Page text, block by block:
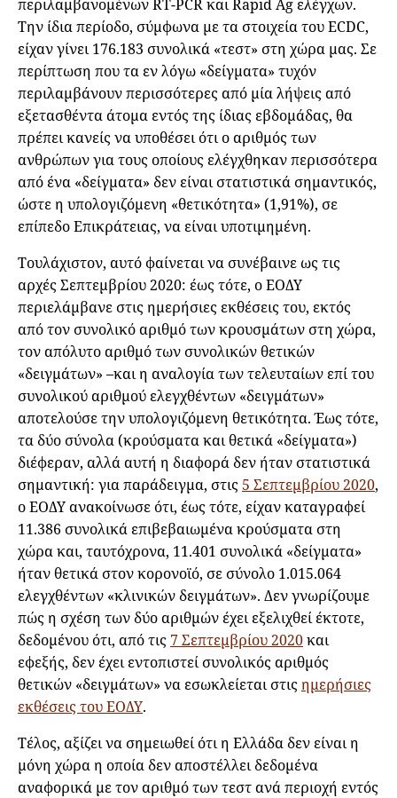
περιλαμβανομένων RT-PCR και Rapid Ag ελέγχων.
Την ίδια περίοδο, σύμφωνα με τα στοιχεία του ECDC,
είχαν γίνει 176.183 συνολικά «τεστ» στη χώρα μας. Σε
περίπτωση που τα εν λόγω «δείγματα» τυχόν
περιλαμβάνουν περισσότερες από μία λήψεις από
εξετασθέντα άτομα εντός της ίδιας εβδομάδας, θα
πρέπει κανείς να υποθέσει ότι ο αριθμός των
ανθρώπων για τους οποίους ελέγχθηκαν περισσότερα
από ένα «δείγματα» δεν είναι στατιστικά σημαντικός,
ώστε η υπολογιζόμενη «θετικότητα» (1,91%), σε
επίπεδο Επικράτειας, να είναι υποτιμημένη.
Τουλάχιστον, αυτό φαίνεται να συνέβαινε ως τις
αρχές Σεπτεμβρίου 2020: έως τότε, ο ΕΟΔΥ
περιελάμβανε στις ημερήσιες εκθέσεις του, εκτός
από τον συνολικό αριθμό των κρουσμάτων στη χώρα,
τον απόλυτο αριθμό των συνολικών θετικών
«δειγμάτων» –και η αναλογία των τελευταίων επί του
συνολικού αριθμού ελεγχθέντων «δειγμάτων»
αποτελούσε την υπολογιζόμενη θετικότητα. Έως τότε,
τα δύο σύνολα (κρούσματα και θετικά «δείγματα»)
διέφεραν, αλλά αυτή η διαφορά δεν ήταν στατιστικά
σημαντική: για παράδειγμα, στις 5 Σεπτεμβρίου 2020,
ο ΕΟΔΥ ανακοίνωσε ότι, έως τότε, είχαν καταγραφεί
11.386 συνολικά επιβεβαιωμένα κρούσματα στη
χώρα και, ταυτόχρονα, 11.401 συνολικά «δείγματα»
ήταν θετικά στον κορονοϊό, σε σύνολο 1.015.064
ελεγχθέντων «κλινικών δειγμάτων». Δεν γνωρίζουμε
πώς η σχέση των δύο αριθμών έχει εξελιχθεί έκτοτε,
δεδομένου ότι, από τις 7 Σεπτεμβρίου 2020και
εφεξής, δεν έχει εντοπιστεί συνολικός αριθμός
θετικών «δειγμάτων» να εσωκλείεται στις ημερήσιες
εκθέσεις του ΕΟΔΥ.
Τέλος, αξίζει να σημειωθεί ότι η Ελλάδα δεν είναι η
μόνη χώρα η οποία δεν αποστέλλει δεδομένα
αναφορικά με τον αριθμό των τεστ ανά περιοχή εντός